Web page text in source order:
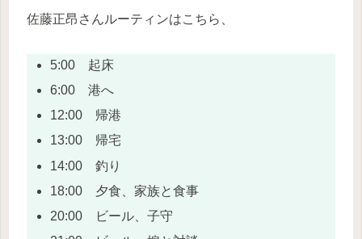
佐藤正昂さんルーティンはこちら、
5:00 起床
6:00 港へ
12:00 帰港
13:00 帰宅
14:00 釣り
18:00 夕食、家族と食事
20:00 ビール、子守